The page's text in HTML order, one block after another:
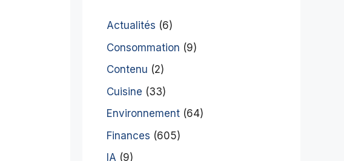
Actualités (6)
Consommation (9)
Contenu (2)
Cuisine (33)
Environnement (64)
Finances (605)
IA (9)